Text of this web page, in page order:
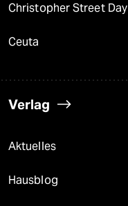
Christopher Street Day
Ceuta
Verlag
Aktuelles
Hausblog